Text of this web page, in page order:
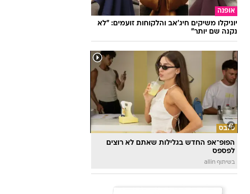
אופנה
יוניקלו משיקים חיג'אב והלקוחות זועמים: "לא
נקנה שם יותר"
סלבס
הפופ־אפ החדש בגלילות שאתם לא רוצים
לפספס
בשיתוף allin